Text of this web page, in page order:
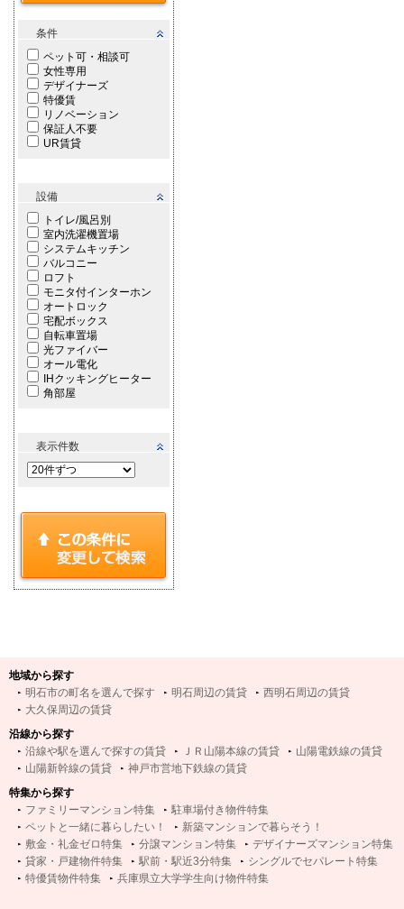
条件
ペット可・相談可
女性専用
デザイナーズ
特優賃
リノベーション
保証人不要
UR賃貸
設備
トイレ/風呂別
室内洗濯機置場
システムキッチン
バルコニー
ロフト
モニタ付インターホン
オートロック
宅配ボックス
自転車置場
光ファイバー
オール電化
IHクッキングヒーター
角部屋
表示件数
地域から探す
明石市の町名を選んで探す
明石周辺の賃貸
西明石周辺の賃貸
大久保周辺の賃貸
沿線から探す
沿線や駅を選んで探すの賃貸
ＪＲ山陽本線の賃貸
山陽電鉄線の賃貸
山陽新幹線の賃貸
神戸市営地下鉄線の賃貸
特集から探す
ファミリーマンション特集
駐車場付き物件特集
ペットと一緒に暮らしたい！
新築マンションで暮らそう！
敷金・礼金ゼロ特集
分譲マンション特集
デザイナーズマンション特集
貸家・戸建物件特集
駅前・駅近3分特集
シングルでセパレート特集
特優賃物件特集
兵庫県立大学学生向け物件特集